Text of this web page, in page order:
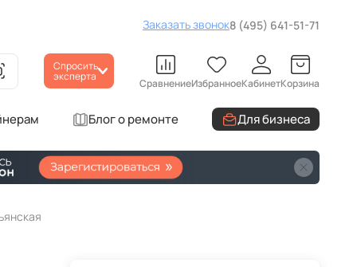
Заказать звонок8 (495) 641-51-71
Спросить
эксперта СравнениеИзбранноеКабинетКорзина
Блог о ремонте Для бизнеса